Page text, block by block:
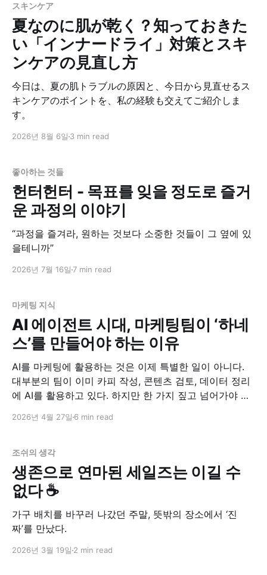
スキンケア
夏なのに肌が乾く？知っておきた
い「インナードライ」対策とスキ
ンケアの見直し方
今日は、夏の肌トラブルの原因と、今日から見直せるス
キンケアのポイントを、私の経験も交えてご紹介しま
す。
2026년 8월 6일 3 min read
좋아하는 것들
헌터헌터 - 목표를 잊을 정도로 즐거
운 과정의 이야기
“과정을 즐겨라, 원하는 것보다 소중한 것들이 그 옆에 있
을테니까”
2026년 7월 16일 7 min read
마케팅 지식
AI 에이전트 시대, 마케팅팀이 ‘하네
스’를 만들어야 하는 이유
AI를 마케팅에 활용하는 것은 이제 특별한 일이 아니다.
대부분의 팀이 이미 카피 작성, 콘텐츠 검토, 데이터 정리
에 AI를 활용하고 있다. 하지만 한 가지 짚고 넘어가야 할
쓰는 것”에 머물러 있다는 점이다. 이 글은 그 다음 단계,
2026년 4월 27일 6 min read
조쉬의 생각
생존으로 연마된 세일즈는 이길 수
없다 ☕
가구 배치를 바꾸러 나갔던 주말, 뜻밖의 장소에서 ‘진
짜’를 만났다.
2026년 3월 19일 2 min read